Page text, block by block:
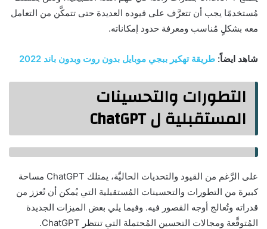
مُستخدمًا يجب أن تتعرَّف على قيوده العديدة حتى تتمكَّن من التعامل
معه بشكلٍ مُناسب ومعرفة حدود إمكاناته.
شاهد ايضاً: طريقة تهكير ببجي موبايل بدون روت وبدون باند 2022
التطورات والتحسينات
المستقبلية ل ChatGPT
على الرَّغم من القيود والتحديات الحاليَّة، يمتلك ChatGPT مساحة
كبيرة من التطورات والتحسينات المُستقبلية التي يُمكن أن تُعزز من
قدراته وتُعالج أوجه القصور فيه. وفيما يلي بعض الميزات الجديدة
المُتوقَّعة ومجالات التحسين المُحتملة التي تنتظر ChatGPT.